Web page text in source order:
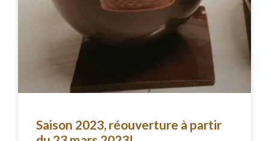
Saison 2023, réouverture à partir